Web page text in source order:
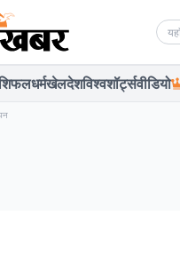
धर्मखेलदेशविश्वशॉर्ट्सवीडियो